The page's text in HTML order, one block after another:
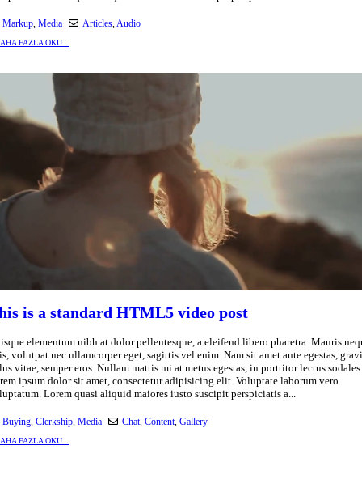
Markup, Media Articles,Audio
FAZLA OKU...
is a standard HTML5 video post
elementum nibh at dolor pellentesque, a eleifend libero pharetra. Mauris
volutpat nec ullamcorper eget, sagittis vel enim. Nam sit amet ante egestas,
vitae, semper eros. Nullam mattis mi at metus egestas, in porttitor lectus sodales.
ipsum dolor sit amet, consectetur adipisicing elit. Voluptate laborum vero
Lorem quasi aliquid maiores iusto suscipit perspiciatis a...
Buying, Clerkship, Media Chat,Content,Gallery
FAZLA OKU...